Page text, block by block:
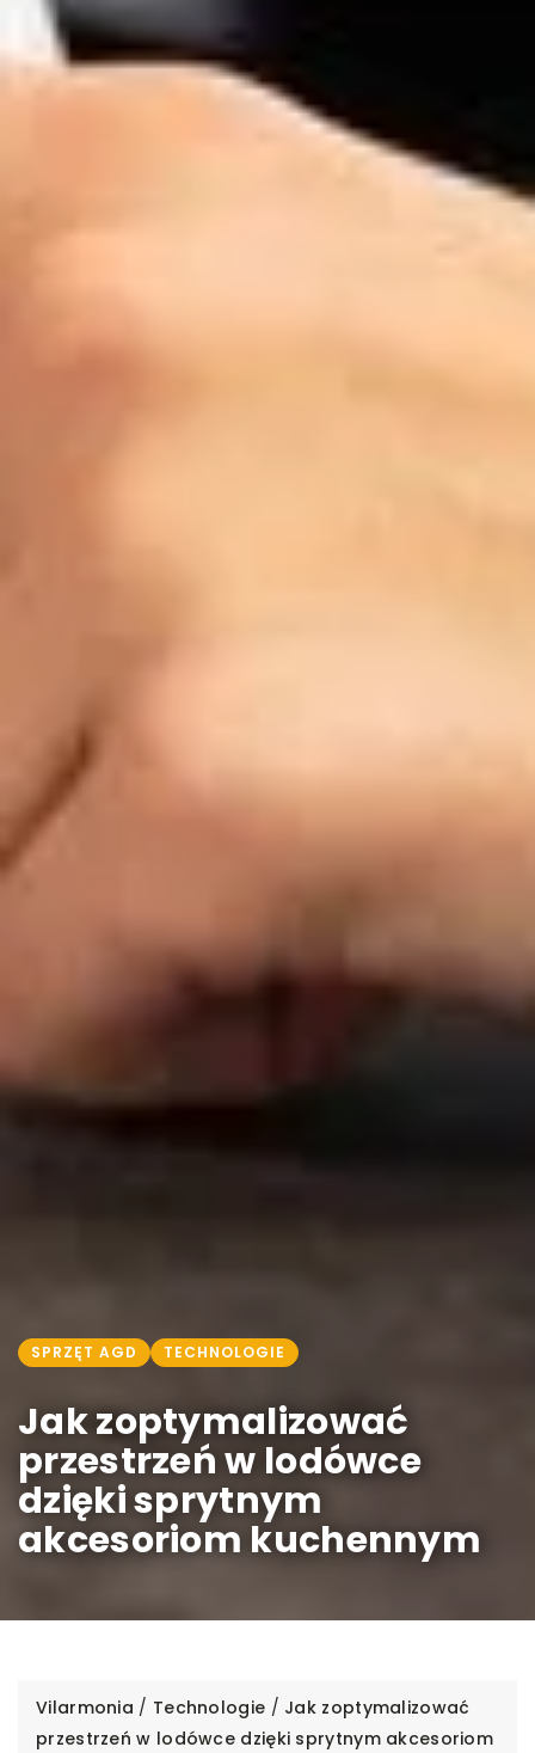
SPRZĘT AGD TECHNOLOGIE
Jak zoptymalizować
przestrzeń w lodówce
dzięki sprytnym
akcesoriom kuchennym
Vilarmonia / Technologie / Jak zoptymalizować
przestrzeń w lodówce dzięki sprytnym akcesoriom